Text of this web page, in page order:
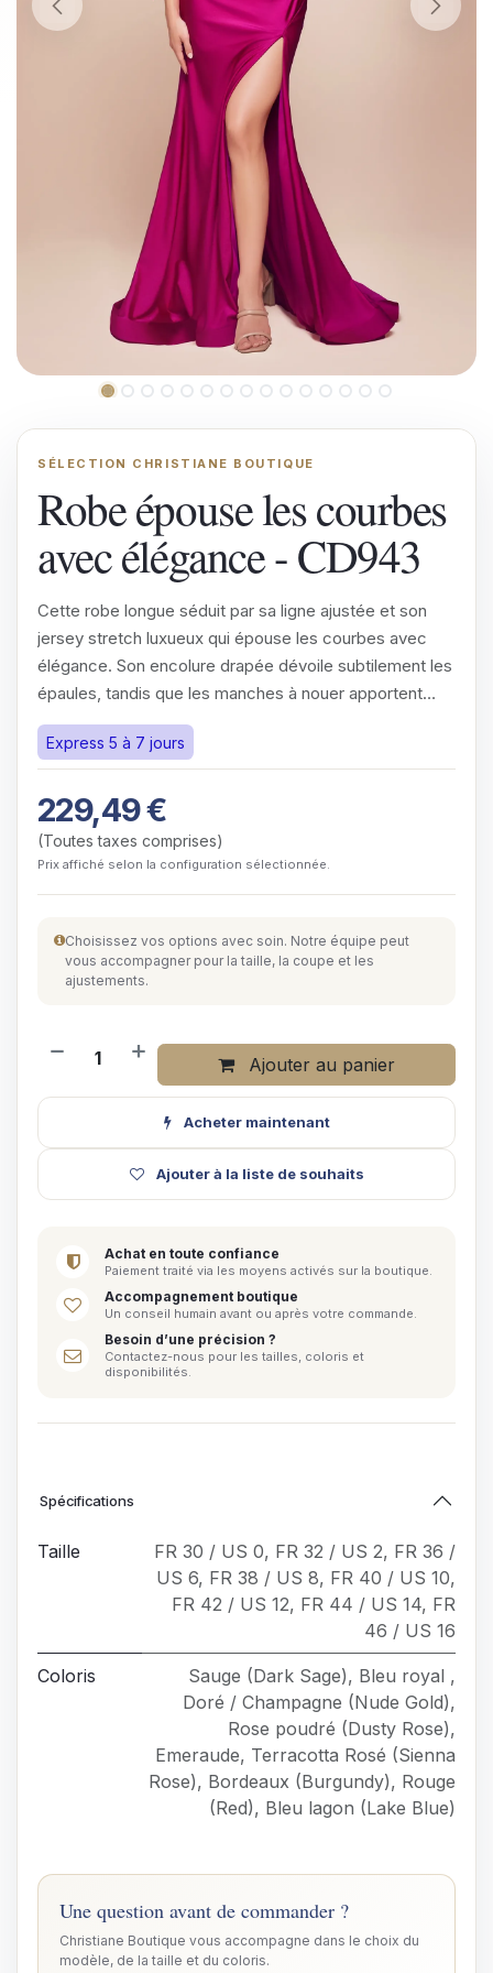
SÉLECTION CHRISTIANE BOUTIQUE
Robe épouse les courbes
avec élégance - CD943
Cette robe longue séduit par sa ligne ajustée et son
jersey stretch luxueux qui épouse les courbes avec
élégance. Son encolure drapée dévoile subtilement les
épaules, tandis que les manches à nouer apportent
une…
Express 5 à 7 jours
229,49€
(Toutes taxes comprises)
Prix affiché selon la configuration sélectionnée.
Choisissez vos options avec soin. Notre équipe peut
vous accompagner pour la taille, la coupe et les
ajustements.
Ajouter au panier
Acheter maintenant
Ajouter à la liste de souhaits
Achat en toute confiance
Paiement traité via les moyens activés sur la boutique.
Accompagnement boutique
Un conseil humain avant ou après votre commande.
Besoin d’une précision ?
Contactez-nous pour les tailles, coloris et
disponibilités.
Spécifications
Taille FR 30 / US 0, FR 32 / US 2, FR 36 /
US 6, FR 38 / US 8, FR 40 / US 10,
FR 42 / US 12, FR 44 / US 14, FR
46 / US 16
Coloris Sauge (Dark Sage), Bleu royal ,
Doré / Champagne (Nude Gold),
Rose poudré (Dusty Rose),
Emeraude, Terracotta Rosé (Sienna
Rose), Bordeaux (Burgundy), Rouge
(Red), Bleu lagon (Lake Blue)
Une question avant de commander ?
Christiane Boutique vous accompagne dans le choix du
modèle, de la taille et du coloris.